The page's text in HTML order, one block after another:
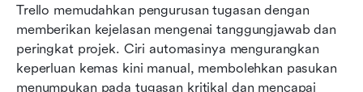
Trello memudahkan pengurusan tugasan dengan
memberikan kejelasan mengenai tanggungjawab dan
peringkat projek. Ciri automasinya mengurangkan
keperluan kemas kini manual, membolehkan pasukan
menumpukan pada tugasan kritikal dan mencapai